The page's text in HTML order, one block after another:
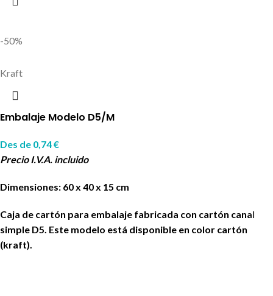
-50%
Kraft
Embalaje Modelo D5/M
Des de 0,74€
Precio I.V.A. incluido
Dimensiones: 60 x 40 x 15 cm
Caja de cartón para embalaje fabricada con cartón canal
simple D5. Este modelo está disponible en color cartón
(kraft).